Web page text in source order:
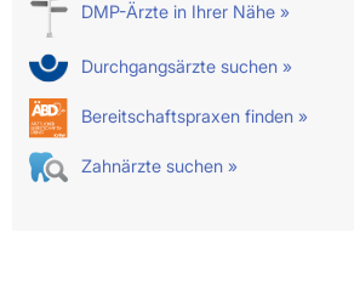
DMP-Ärzte in Ihrer Nähe »
Durchgangsärzte suchen »
Bereitschaftspraxen finden »
Zahnärzte suchen »